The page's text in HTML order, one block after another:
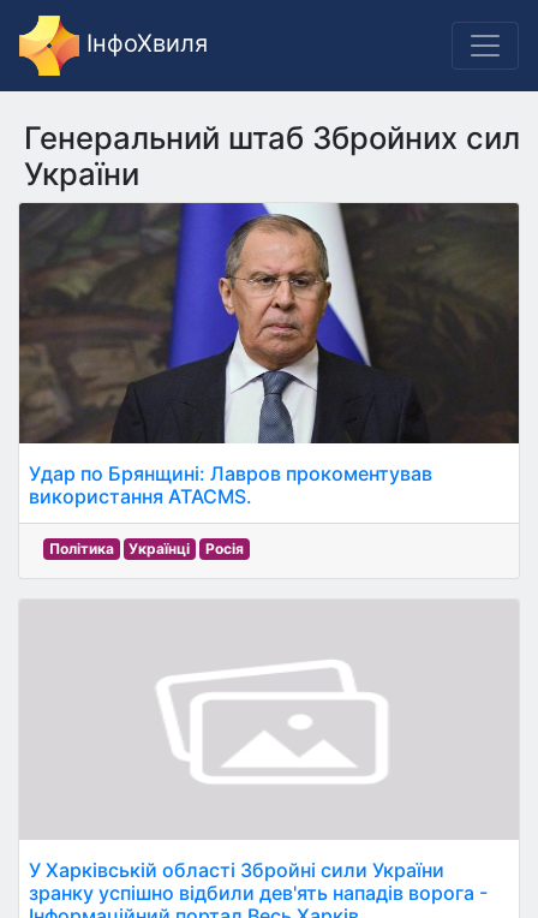
ІнфоХвиля
Генеральний штаб Збройних сил
України
Удар по Брянщині: Лавров прокоментував
використання ATACMS.
Політика Українці Росія
У Харківській області Збройні сили України
зранку успішно відбили дев'ять нападів ворога -